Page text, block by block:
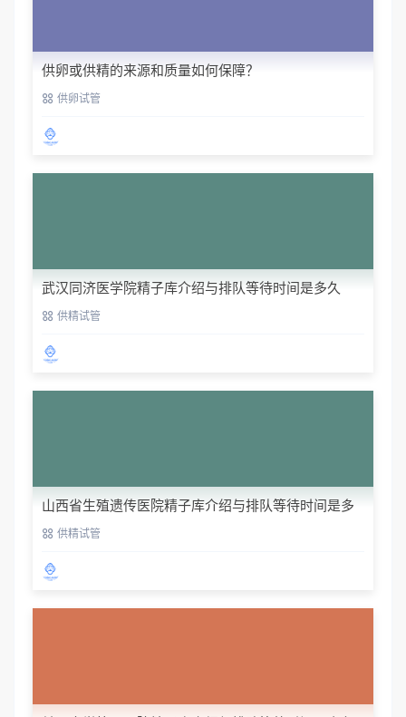
供卵或供精的来源和质量如何保障？
供卵试管
武汉同济医学院精子库介绍与排队等待时间是多久
供精试管
山西省生殖遗传医院精子库介绍与排队等待时间是多
久 供精试管